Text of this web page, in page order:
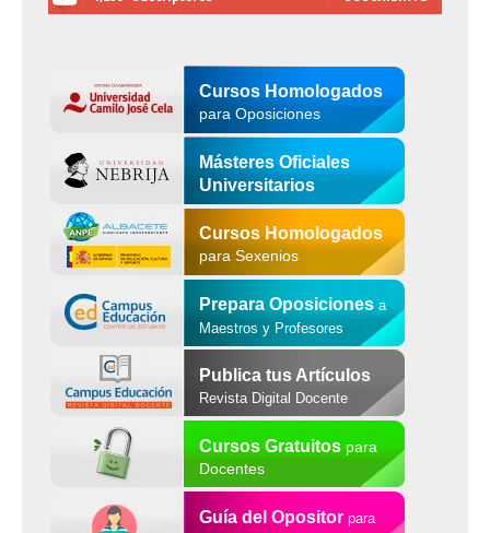
Cursos Homologados
para Oposiciones
Másteres Oficiales
Universitarios
Cursos Homologados
para Sexenios
Prepara Oposiciones a
Maestros y Profesores
Publica tus Artículos
Revista Digital Docente
Cursos Gratuitospara
Docentes
Guía del Opositor para